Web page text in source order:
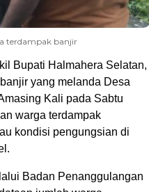
terdampak banjir
Bupati Halmahera Selatan,
yang melanda Desa
Kali pada Sabtu
warga terdampak
kondisi pengungsian di
Badan Penanggulangan